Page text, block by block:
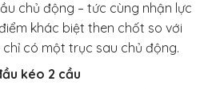
chủ động – tức cùng nhận lực
khác biệt then chốt so với
chỉ có một trục sau chủ động.
kéo 2 cầu